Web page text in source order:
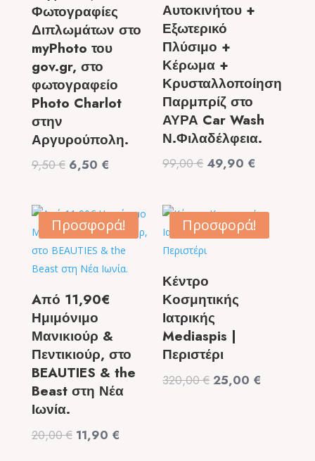
Φωτογραφίες
Διπλωμάτων στο
myPhoto του
gov.gr, στο
φωτογραφείο
Photo Charlot
στην
Αργυρούπολη.
9,50€ Original
9,50 €.
6,50 €
είναι:
6,50 €.
Αυτοκινήτου +
Εξωτερικό
Πλύσιμο +
Κέρωμα +
Κρυσταλλοποίηση
Παρμπρίζ στο
ΑΥΡΑ Car Wash
Ν.Φιλαδέλφεια.
99,00€ Original
99,00 €.
49,90 €
49,90 €.
Προσφορά!
Aπό 11,90€
Ημιμόνιμο
Μανικιούρ &
Πεντικιούρ, στο
BEAUTIES & the
Beast στη Νέα
Ιωνία.
20,00€ Original
11,90 €
Προσφορά!
Κέντρο
Κοσμητικής
Ιατρικής
Mediaspis |
Περιστέρι
320,00€ Original
25,00 €